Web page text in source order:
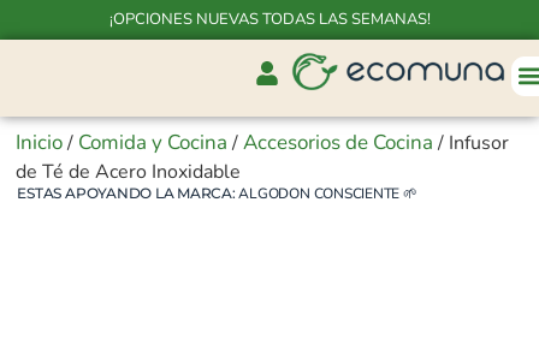
¡OPCIONES NUEVAS TODAS LAS SEMANAS!
Inicio/ Comida y Cocina /Accesorios de Cocina / Infusor
de Té de Acero Inoxidable
ESTAS APOYANDO LA MARCA:ALGODON CONSCIENTE 🌱